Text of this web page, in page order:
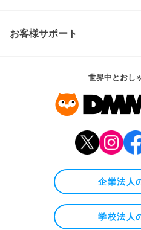
お客様サポート
世界中とおし
企業法人
学校法人